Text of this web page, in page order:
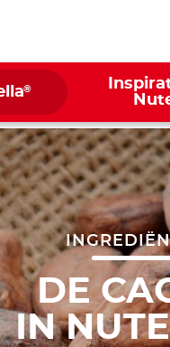
®
DE
IN